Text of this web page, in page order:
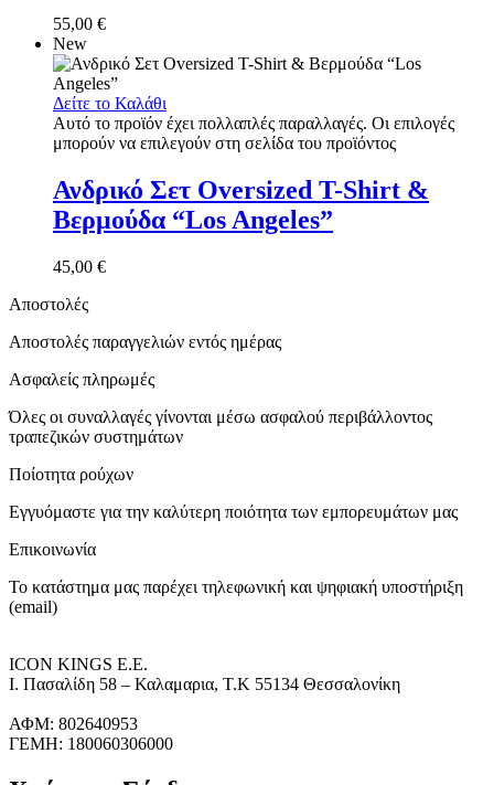
55,00 €
New
Δείτε το Καλάθι
Αυτό το προϊόν έχει πολλαπλές παραλλαγές. Οι επιλογές
μπορούν να επιλεγούν στη σελίδα του προϊόντος
Ανδρικό Σετ Oversized T-Shirt &
Βερμούδα “Los Angeles”
45,00 €
Αποστολές
Αποστολές παραγγελιών εντός ημέρας
Ασφαλείς πληρωμές
Όλες οι συναλλαγές γίνονται μέσω ασφαλού περιβάλλοντος
τραπεζικών συστημάτων
Ποίοτητα ρούχων
Εγγυόμαστε για την καλύτερη ποιότητα των εμπορευμάτων μας
Επικοινωνία
Το κατάστημα μας παρέχει τηλεφωνική και ψηφιακή υποστήριξη
(email)
ICON KINGS Ε.Ε.
Ι. Πασαλίδη 58 – Καλαμαρια, Τ.Κ 55134 Θεσσαλονίκη
ΑΦΜ: 802640953
ΓΕΜΗ: 180060306000